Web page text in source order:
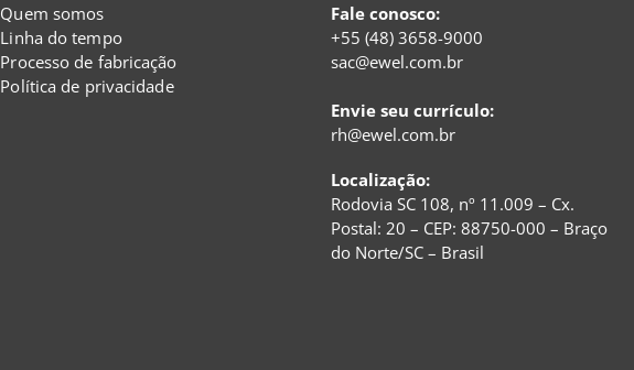
Quem somos
Linha do tempo
Processo de fabricação
Política de privacidade
Fale conosco:
+55 (48) 3658-9000
sac@ewel.com.br
Envie seu currículo:
rh@ewel.com.br
Localização:
Rodovia SC 108, nº 11.009 – Cx.
Postal: 20 – CEP: 88750-000 – Braço
do Norte/SC – Brasil